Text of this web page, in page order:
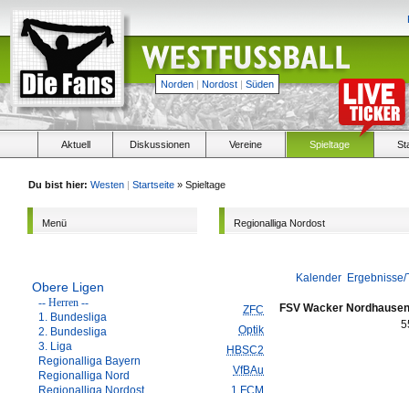
Norden | Nordost | Süden
Aktuell Diskussionen Vereine Spieltage
Du bist hier: Westen | Startseite » Spieltage
Menü
Obere Ligen
-- Herren --
1. Bundesliga
2. Bundesliga
3. Liga
Regionalliga Bayern
Regionalliga Nord
Regionalliga Nordost
Regionalliga Nordost
Kalender
ZFC
Optik
HBSC2
VfBAu
1.FCM
FSV Wacker Nordhausen